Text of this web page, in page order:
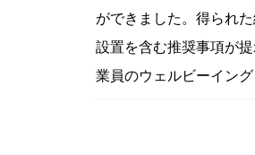
ができました。得られ
設置を含む推奨事項が
業員のウェルビーイン